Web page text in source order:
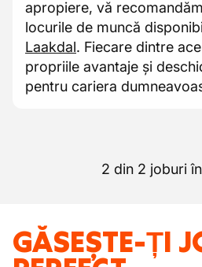
apropiere, vă
locurile de muncă
Laakdal. Fiecare dintre
propriile avantaje și
pentru cariera
2 din 2 joburi
GĂSEȘTE-ȚI